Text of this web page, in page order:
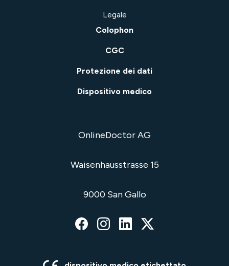
Legale
Colophon
CGC
Protezione dei dati
Dispositivo medico
OnlineDoctor AG
Waisenhausstrasse 15
9000 San Gallo